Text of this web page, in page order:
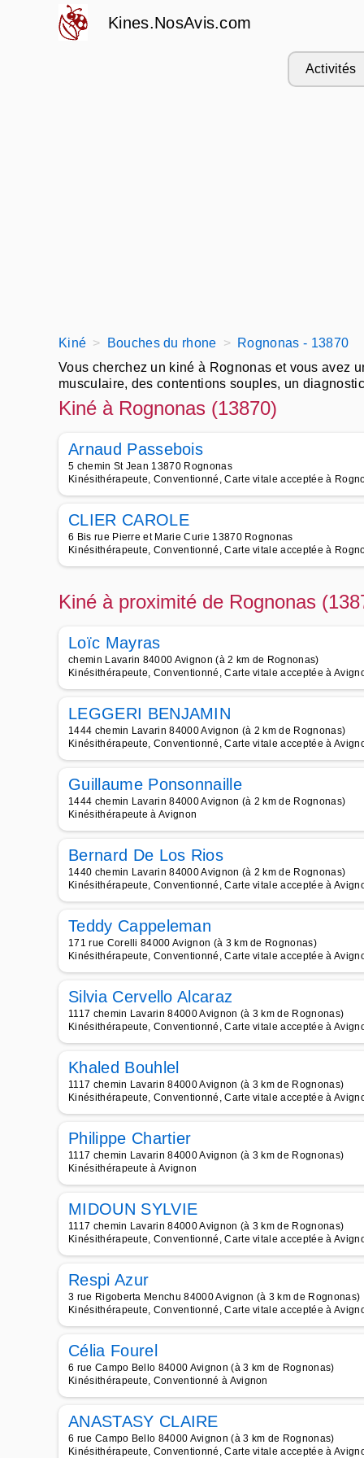
Kines.NosAvis.com
Activités
Kiné Bouches du rhone Rognonas - 13870
Vous cherchez un kiné à Rognonas et vous avez
musculaire, des contentions souples, un
Trouvez un bon kiné pres de chez soi pour faire
respiratoire.
abdominale, de la rééducation après
Kiné à Rognonas (13870)
Arnaud Passebois
5 chemin St Jean 13870 Rognonas
Kinésithérapeute, Conventionné, Carte vitale acceptée à
CLIER CAROLE
6 Bis rue Pierre et Marie Curie 13870 Rognonas
Kinésithérapeute, Conventionné, Carte vitale acceptée à
Kiné à proximité de Rognonas
Loïc Mayras
chemin Lavarin 84000 Avignon (à 2 km de Rognonas)
Kinésithérapeute, Conventionné, Carte vitale acceptée à
LEGGERI BENJAMIN
1444 chemin Lavarin 84000 Avignon (à 2 km de Rognonas)
Kinésithérapeute, Conventionné, Carte vitale acceptée à
Guillaume Ponsonnaille
1444 chemin Lavarin 84000 Avignon (à 2 km de Rognonas)
Kinésithérapeute à Avignon
Bernard De Los Rios
1440 chemin Lavarin 84000 Avignon (à 2 km de Rognonas)
Kinésithérapeute, Conventionné, Carte vitale acceptée à
Teddy Cappeleman
171 rue Corelli 84000 Avignon (à 3 km de Rognonas)
Kinésithérapeute, Conventionné, Carte vitale acceptée à
Silvia Cervello Alcaraz
1117 chemin Lavarin 84000 Avignon (à 3 km de Rognonas)
Kinésithérapeute, Conventionné, Carte vitale acceptée à
Khaled Bouhlel
1117 chemin Lavarin 84000 Avignon (à 3 km de Rognonas)
Kinésithérapeute, Conventionné, Carte vitale acceptée à
Philippe Chartier
1117 chemin Lavarin 84000 Avignon (à 3 km de Rognonas)
Kinésithérapeute à Avignon
MIDOUN SYLVIE
1117 chemin Lavarin 84000 Avignon (à 3 km de Rognonas)
Kinésithérapeute, Conventionné, Carte vitale acceptée à
Respi Azur
3 rue Rigoberta Menchu 84000 Avignon (à 3 km de Rognonas)
Kinésithérapeute, Conventionné, Carte vitale acceptée à
Célia Fourel
6 rue Campo Bello 84000 Avignon (à 3 km de Rognonas)
Kinésithérapeute, Conventionné à Avignon
ANASTASY CLAIRE
6 rue Campo Bello 84000 Avignon (à 3 km de Rognonas)
Kinésithérapeute, Conventionné, Carte vitale acceptée à